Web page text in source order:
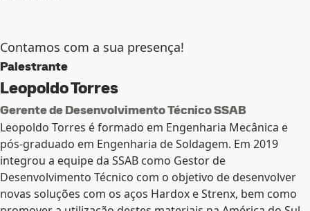
Contamos com a sua presença!
Palestrante
Leopoldo Torres
Gerente de Desenvolvimento Técnico SSAB
Leopoldo Torres é formado em Engenharia Mecânica e
pós-graduado em Engenharia de Soldagem. Em 2019
integrou a equipe da SSAB como Gestor de
Desenvolvimento Técnico com o objetivo de desenvolver
novas soluções com os aços Hardox e Strenx, bem como